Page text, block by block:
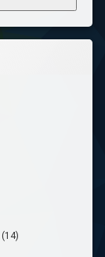
(14)